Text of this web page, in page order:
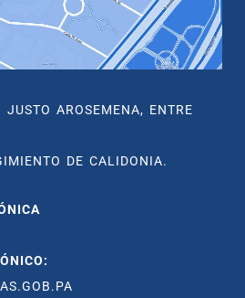
JUSTO AROSEMENA, ENTRE
DE CALIDONIA.